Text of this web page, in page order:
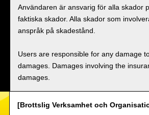
Användaren är ansvarig för alla skador
faktiska skador. Alla skador som
anspråk på skadestånd.
Users are responsible for any damage
damages. Damages involving the
damages.
[Brottslig Verksamhet och